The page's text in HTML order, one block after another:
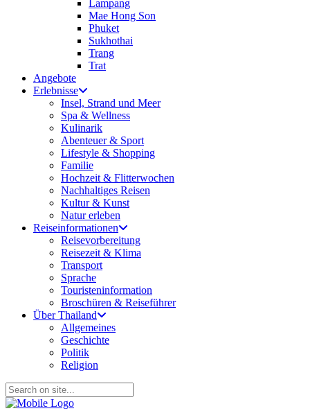
Lampang
Mae Hong Son
Phuket
Sukhothai
Trang
Trat
Angebote
Erlebnisse
Insel, Strand und Meer
Spa & Wellness
Kulinarik
Abenteuer & Sport
Lifestyle & Shopping
Familie
Hochzeit & Flitterwochen
Nachhaltiges Reisen
Kultur & Kunst
Natur erleben
Reiseinformationen
Reisevorbereitung
Reisezeit & Klima
Transport
Sprache
Touristeninformation
Broschüren & Reiseführer
Über Thailand
Allgemeines
Geschichte
Politik
Religion